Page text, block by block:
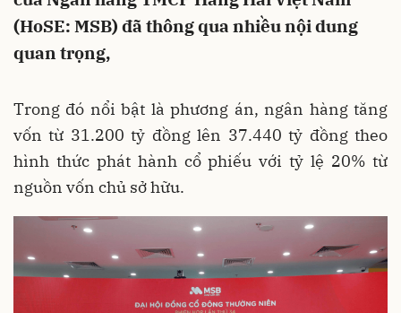
(HoSE: MSB) đã thông qua nhiều nội dung
quan trọng,
Trong đó nổi bật là phương án, ngân hàng tăng
vốn từ 31.200 tỷ đồng lên 37.440 tỷ đồng theo
hình thức phát hành cổ phiếu với tỷ lệ 20% từ
nguồn vốn chủ sở hữu.